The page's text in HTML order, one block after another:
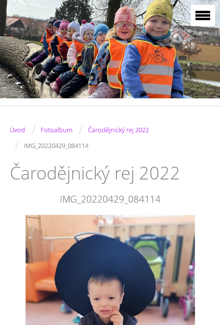
Úvod / Fotoalbum / Čarodějnický rej 2022
/ IMG_20220429_084114
Čarodějnický rej 2022
IMG_20220429_084114